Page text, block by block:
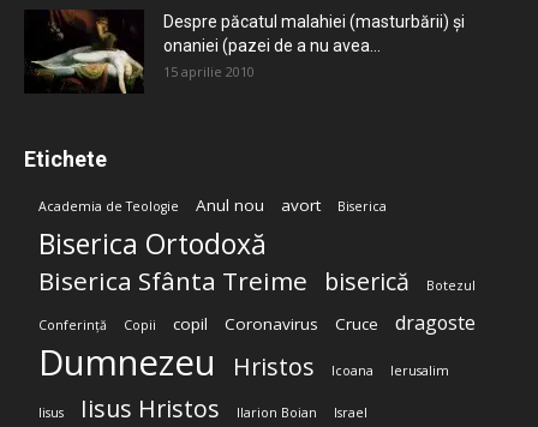
Despre păcatul malahiei (masturbării) şi
onaniei (pazei de a nu avea...
15 aprilie 2010
Etichete
Academia de Teologie Anul nou avort Biserica
Biserica Ortodoxă
Biserica Sfânta Treime biserică Botezul
Conferință Copii copil Coronavirus Cruce dragoste
Dumnezeu Hristos Icoana Ierusalim
Iisus Iisus Hristos Ilarion Boian Israel